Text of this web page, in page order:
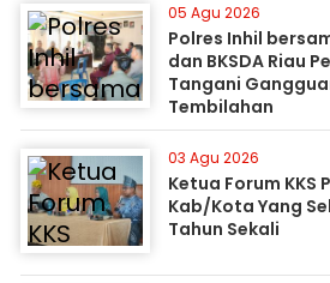
05 Agu 2026
Polres Inhil
dan BKSDA Riau
Tangani
Tembilahan
03 Agu 2026
Ketua Forum KKS
Kab/Kota Yang
Tahun Sekali